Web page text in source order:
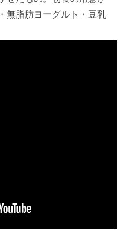
無脂肪ヨーグルト・豆乳